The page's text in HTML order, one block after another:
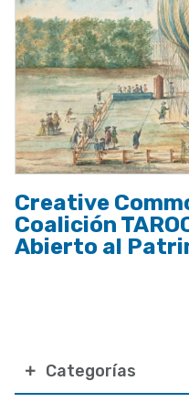
Categorías
Creative
Coalición
Abierto al